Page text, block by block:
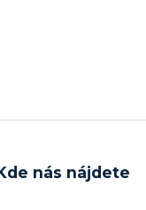
nás nájdete